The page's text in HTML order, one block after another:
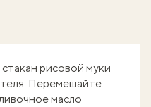
рисовой муки
Перемешайте.
масло